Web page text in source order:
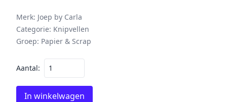
Merk: Joep by Carla
Categorie: Knipvellen
Groep: Papier & Scrap
Aantal:
In winkelwagen